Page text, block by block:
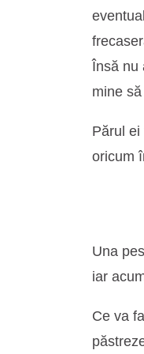
Însă nu
mine
Părul
oricum
Una
iar
Ce va